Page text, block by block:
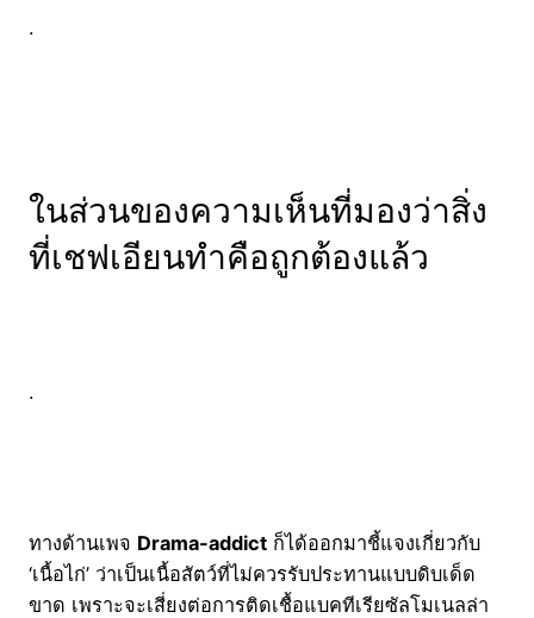
.
ในส่วนของความเห็นที่มองว่าสิ่ง
ที่เชฟเอียนทำคือถูกต้องแล้ว
.
ทางด้านเพจ Drama-addict ก็ได้ออกมาชี้แจงเกี่ยวกับ
‘เนื้อไก่’ ว่าเป็นเนื้อสัตว์ที่ไม่ควรรับประทานแบบดิบเด็ด
ขาด เพราะจะเสี่ยงต่อการติดเชื้อแบคทีเรียซัลโมเนลล่า